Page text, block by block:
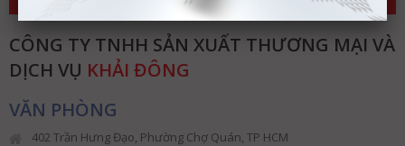
CÔNG TY TNHH SẢN XUẤT THƯƠNG MẠI VÀ
DỊCH VỤ KHẢI ĐÔNG
VĂN PHÒNG
402 Trần Hưng Đạo, Phường Chợ Quán, TP HCM